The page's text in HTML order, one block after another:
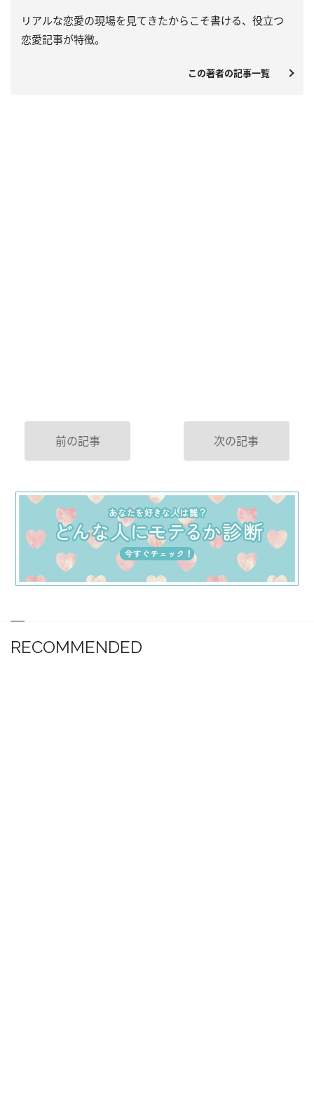
リアルな恋愛の現場を見てきたからこそ書ける、役立つ
恋愛記事が特徴。
この著者の記事一覧
前の記事 次の記事
RECOMMENDED